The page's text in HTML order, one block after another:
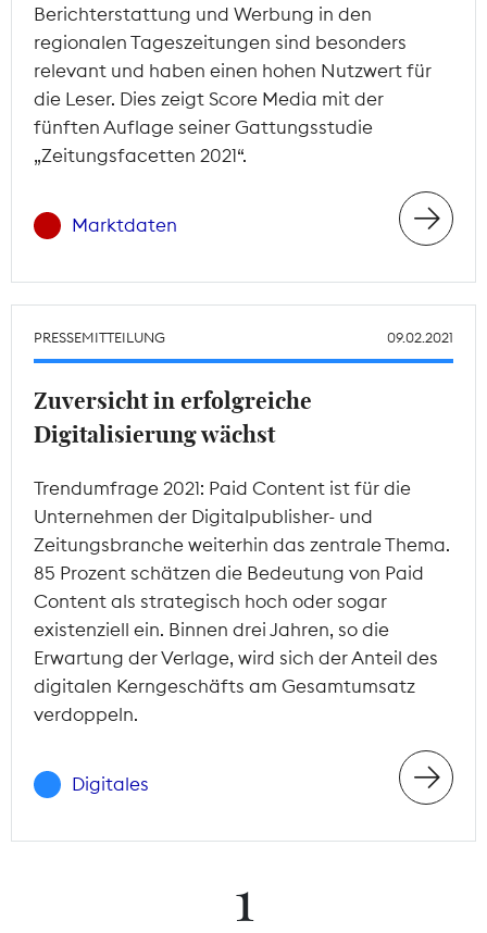
Berichterstattung und Werbung in den
regionalen Tageszeitungen sind besonders
relevant und haben einen hohen Nutzwert für
die Leser. Dies zeigt Score Media mit der
fünften Auflage seiner Gattungsstudie
„Zeitungsfacetten 2021“.
Marktdaten
PRESSEMITTEILUNG 09.02.2021
Zuversicht in erfolgreiche
Digitalisierung wächst
Trendumfrage 2021: Paid Content ist für die
Unternehmen der Digitalpublisher- und
Zeitungsbranche weiterhin das zentrale Thema.
85 Prozent schätzen die Bedeutung von Paid
Content als strategisch hoch oder sogar
existenziell ein. Binnen drei Jahren, so die
Erwartung der Verlage, wird sich der Anteil des
digitalen Kerngeschäfts am Gesamtumsatz
verdoppeln.
Digitales
1